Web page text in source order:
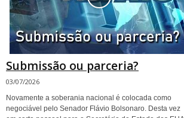
Submissão ou parceria?
03/07/2026
Novamente a soberania nacional é colocada como
negociável pelo Senador Flávio Bolsonaro. Desta vez